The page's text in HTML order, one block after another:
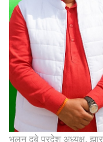
भूलन दुबे प्रदेश अध्यक्ष,